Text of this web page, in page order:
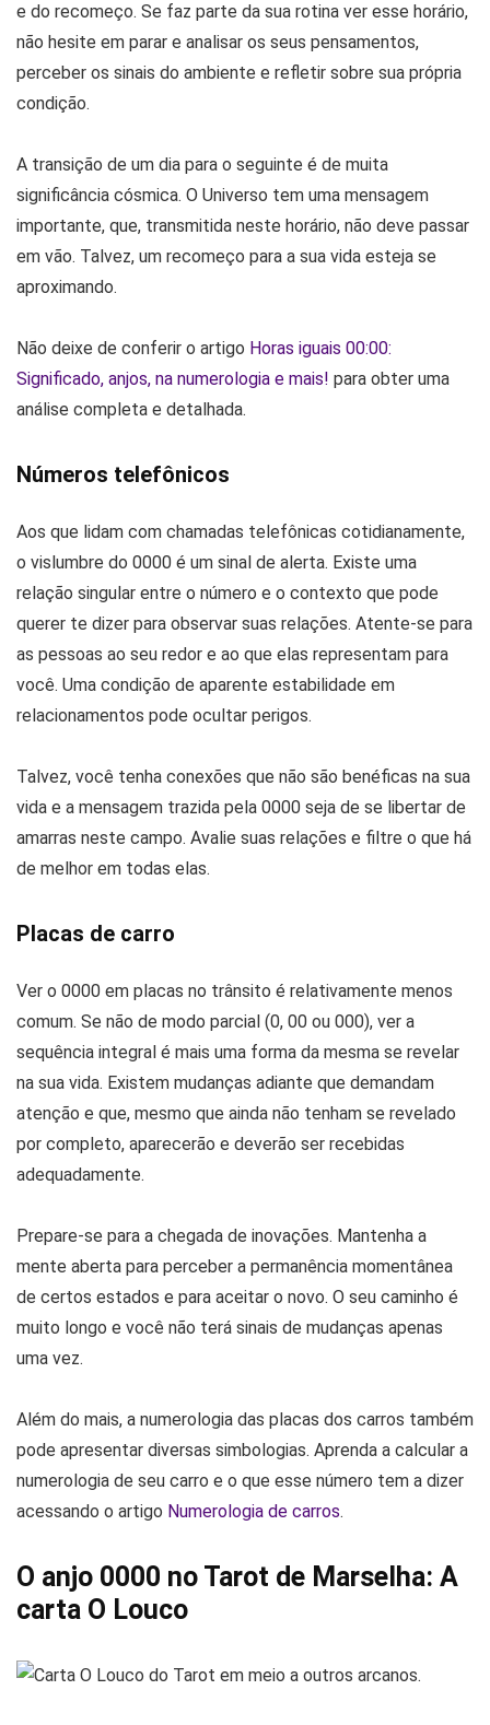
e do recomeço. Se faz parte da sua rotina ver esse horário,
não hesite em parar e analisar os seus pensamentos,
perceber os sinais do ambiente e refletir sobre sua própria
condição.
A transição de um dia para o seguinte é de muita
significância cósmica. O Universo tem uma mensagem
importante, que, transmitida neste horário, não deve passar
em vão. Talvez, um recomeço para a sua vida esteja se
aproximando.
Não deixe de conferir o artigo Horas iguais 00:00:
Significado, anjos, na numerologia e mais! para obter uma
análise completa e detalhada.
Números telefônicos
Aos que lidam com chamadas telefônicas cotidianamente,
o vislumbre do 0000 é um sinal de alerta. Existe uma
relação singular entre o número e o contexto que pode
querer te dizer para observar suas relações. Atente-se para
as pessoas ao seu redor e ao que elas representam para
você. Uma condição de aparente estabilidade em
relacionamentos pode ocultar perigos.
Talvez, você tenha conexões que não são benéficas na sua
vida e a mensagem trazida pela 0000 seja de se libertar de
amarras neste campo. Avalie suas relações e filtre o que há
de melhor em todas elas.
Placas de carro
Ver o 0000 em placas no trânsito é relativamente menos
comum. Se não de modo parcial (0, 00 ou 000), ver a
sequência integral é mais uma forma da mesma se revelar
na sua vida. Existem mudanças adiante que demandam
atenção e que, mesmo que ainda não tenham se revelado
por completo, aparecerão e deverão ser recebidas
adequadamente.
Prepare-se para a chegada de inovações. Mantenha a
mente aberta para perceber a permanência momentânea
de certos estados e para aceitar o novo. O seu caminho é
muito longo e você não terá sinais de mudanças apenas
uma vez.
Além do mais, a numerologia das placas dos carros também
pode apresentar diversas simbologias. Aprenda a calcular a
numerologia de seu carro e o que esse número tem a dizer
acessando o artigo Numerologia de carros.
O anjo 0000 no Tarot de Marselha: A
carta O Louco